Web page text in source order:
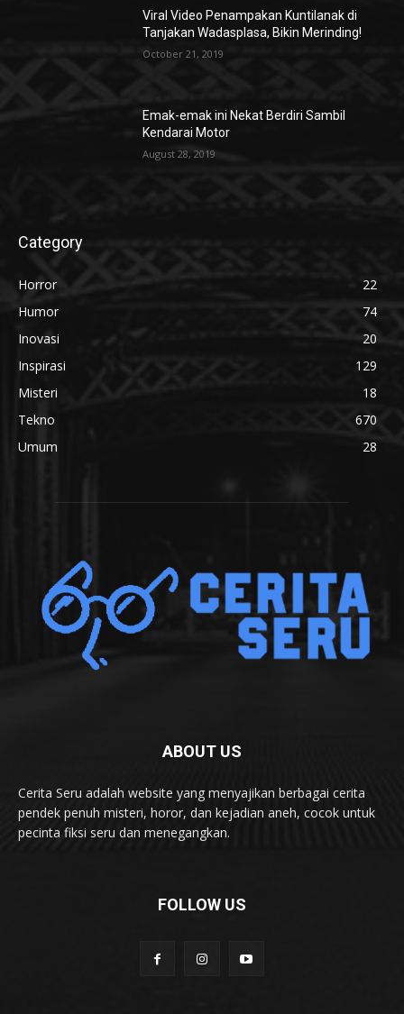
Viral Video Penampakan Kuntilanak di
Tanjakan Wadasplasa, Bikin Merinding!
October 21, 2019
Emak-emak ini Nekat Berdiri Sambil
Kendarai Motor
August 28, 2019
Category
Horror
22
Humor
74
Inovasi
20
Inspirasi
129
Misteri
18
Tekno
670
Umum
28
ABOUT US
Cerita Seru adalah website yang menyajikan berbagai cerita
pendek penuh misteri, horor, dan kejadian aneh, cocok untuk
pecinta fiksi seru dan menegangkan.
FOLLOW US